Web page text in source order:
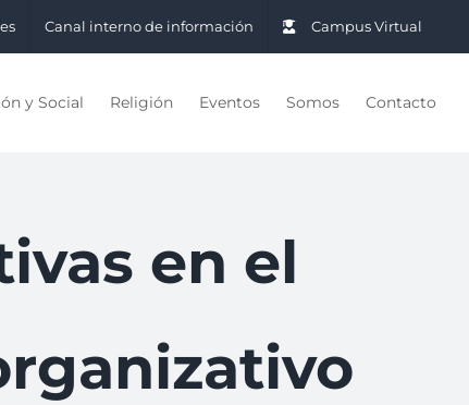
Canal interno de información Campus Virtual
y Social Religión Eventos Somos Contacto
en el